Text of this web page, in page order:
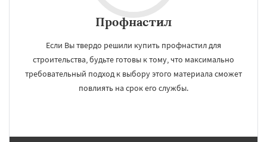
Профнастил
Если Вы твердо решили купить профнастил для
строительства, будьте готовы к тому, что максимально
требовательный подход к выбору этого материала сможет
повлиять на срок его службы.